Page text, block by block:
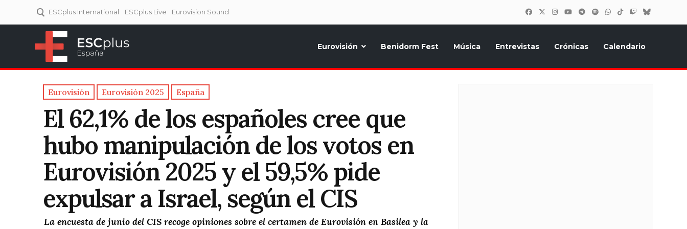
ESCplus International ESCplus Live Eurovision Sound
Eurovisión Benidorm Fest Música Entrevistas Crónicas Calendario
Eurovisión Eurovisión 2025 España
El 62,1% de los españoles cree que
hubo manipulación de los votos en
Eurovisión 2025 y el 59,5% pide
expulsar a Israel, según el CIS
La encuesta de junio del CIS recoge opiniones sobre el certamen de Eurovisión en Basilea y la